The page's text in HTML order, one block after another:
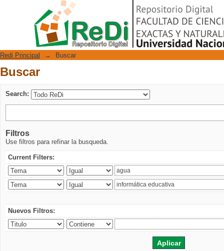
Repositorio Digital
Redi Principal → Buscar
Buscar
Search:
Filtros
Use filtros para refinar la busqueda.
Current Filters:
Nuevos Filtros: